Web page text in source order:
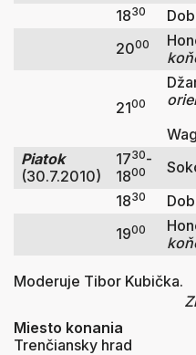
1830
2000
2100
a
Piatok
(30.7.2010)
1730-
1800
1830
1900
Moderuje Tibor Kubička.
Miesto konania
Trenčiansky hrad